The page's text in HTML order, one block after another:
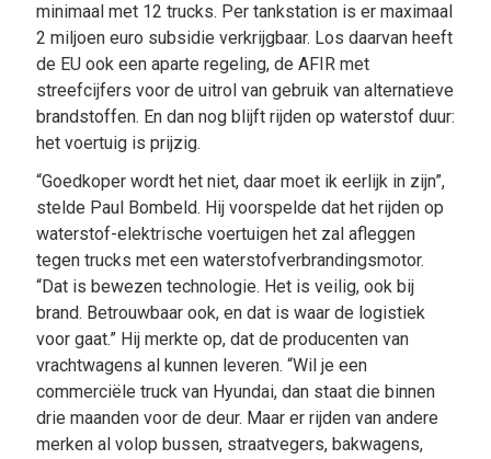
minimaal met 12 trucks. Per tankstation is er maximaal
2 miljoen euro subsidie verkrijgbaar. Los daarvan heeft
de EU ook een aparte regeling, de AFIR met
streefcijfers voor de uitrol van gebruik van alternatieve
brandstoffen. En dan nog blijft rijden op waterstof duur:
het voertuig is prijzig.
“Goedkoper wordt het niet, daar moet ik eerlijk in zijn”,
stelde Paul Bombeld. Hij voorspelde dat het rijden op
waterstof-elektrische voertuigen het zal afleggen
tegen trucks met een waterstofverbrandingsmotor.
“Dat is bewezen technologie. Het is veilig, ook bij
brand. Betrouwbaar ook, en dat is waar de logistiek
voor gaat.” Hij merkte op, dat de producenten van
vrachtwagens al kunnen leveren. “Wil je een
commerciële truck van Hyundai, dan staat die binnen
drie maanden voor de deur. Maar er rijden van andere
merken al volop bussen, straatvegers, bakwagens,